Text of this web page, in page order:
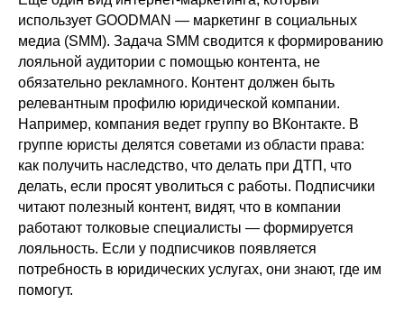
использует GOODMAN — маркетинг в социальных
медиа (SMM). Задача SMM сводится к формированию
лояльной аудитории с помощью контента, не
обязательно рекламного. Контент должен быть
релевантным профилю юридической компании.
Например, компания ведет группу во ВКонтакте. В
группе юристы делятся советами из области права:
как получить наследство, что делать при ДТП, что
делать, если просят уволиться с работы. Подписчики
читают полезный контент, видят, что в компании
работают толковые специалисты — формируется
лояльность. Если у подписчиков появляется
потребность в юридических услугах, они знают, где им
помогут.